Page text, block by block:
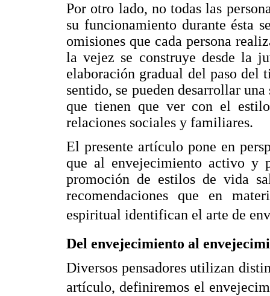
Por otro lado, no todas las
su funcionamiento durante ésta
omisiones que cada persona
la vejez se construye desde la
elaboración gradual del paso del
sentido, se pueden desarrollar
que tienen que ver con el
relaciones sociales y familiares.
El presente artículo pone en
que al envejecimiento activo y
promoción de estilos de vida
recomendaciones que en
espiritual identifican el arte de
Del envejecimiento al
Diversos pensadores utilizan
artículo, definiremos el